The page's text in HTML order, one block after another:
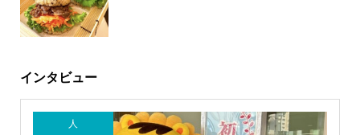
インタビュー
人